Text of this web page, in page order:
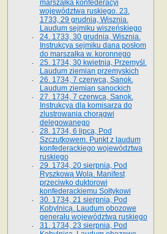
marszałka konfederacyi
województwa ruskiego. 23.
1733, 29 grudnia, Wisznia.
Laudum sejmiku wiszeńskiego
24. 1733, 30 grudnia, Wisznia.
Instrukcya sejmiku dana posłom
do marszałka w. koronnego
25. 1734, 30 kwietnia, Przemyśl.
Laudum ziemian przemyskich
26. 1734, 7 czerwca, Sanok.
Laudum ziemian sanockich
27. 1734, 7 czerwca, Sanok.
Instrukcya dla komisarza do
zlustrowania chorągwi
delegowanego
28. 1734, 6 lipca, Pod
Szczutkowem. Punkt z laudum
konfederackiego województwa
ruskiego
29. 1734, 20 sierpnia, Pod
Ryszkową Wolą. Manifest
przeciwko duktorowi
konfederackiemu Sołtykowi
30. 1734, 21 sierpnia, Pod
Kobylnicą. Laudum obozowe
generału województwa ruskiego
31. 1734, 23 sierpnia, Pod